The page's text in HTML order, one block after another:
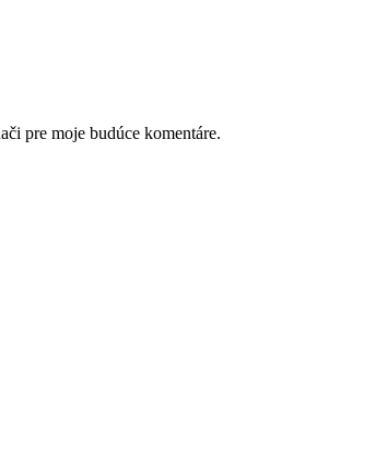
pre moje budúce komentáre.